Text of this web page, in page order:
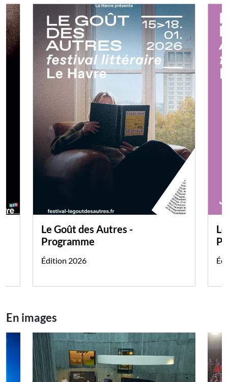
Le Goût des Autres -
Programme
Édition 2026
En images